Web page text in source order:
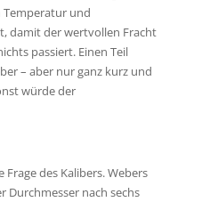
Temperatur und
damit der wertvollen Fracht
passiert. Einen Teil
– aber nur ganz kurz und
würde der
des Kalibers. Webers
Durchmesser nach sechs